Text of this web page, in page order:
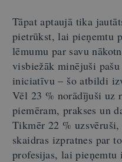
Tāpat aptaujā tika
pietrūkst, lai pieņemtu
lēmumu par savu
visbiežāk minējuši
iniciatīvu – šo atbildi
Vēl 23 % norādījuši uz
piemēram, prakses un
Tikmēr 22 %
skaidras izpratnes par
profesijas, lai pieņemtu